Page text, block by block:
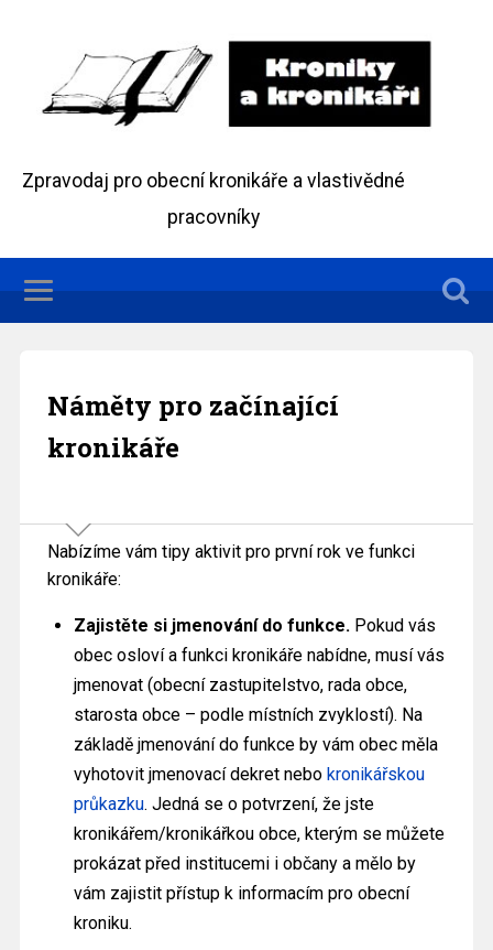
Zpravodaj pro obecní kronikáře a vlastivědné
pracovníky
Náměty pro začínající
kronikáře
Nabízíme vám tipy aktivit pro první rok ve funkci
kronikáře:
Zajistěte si jmenování do funkce.Pokud vás
obec osloví a funkci kronikáře nabídne, musí vás
jmenovat (obecní zastupitelstvo, rada obce,
starosta obce – podle místních zvyklostí). Na
základě jmenování do funkce by vám obec měla
vyhotovit jmenovací dekret nebo kronikářskou
průkazku. Jedná se o potvrzení, že jste
kronikářem/kronikářkou obce, kterým se můžete
prokázat před institucemi i občany a mělo by
vám zajistit přístup k informacím pro obecní
kroniku.